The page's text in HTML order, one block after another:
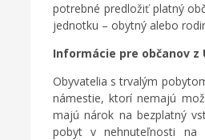
potrebné predložiť platný
jednotku – obytný alebo
Informácie pre občanov z
Obyvatelia s trvalým
námestie, ktorí nemajú
majú nárok na bezplatný
pobyt v nehnuteľnosti na